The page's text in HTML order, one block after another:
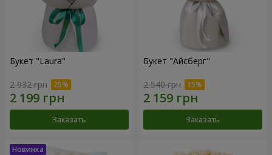
Букет "Laura"
2 932 грн
Заказать
Букет "Айсберг"
2 540 грн
Заказать